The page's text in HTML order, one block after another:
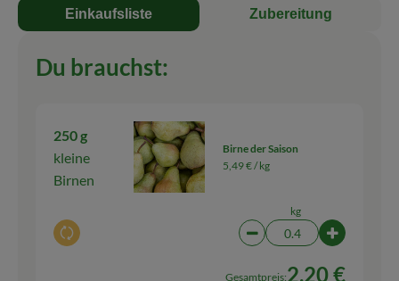
Einkaufsliste Zubereitung
Du brauchst:
250 g
kleine
Birnen
Auswahl ändern
Birne der Saison
5,49 € /kg
kg
Artikelanzahl
Gesamtpreis:2,20 €